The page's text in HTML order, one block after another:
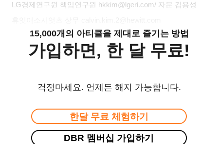
LG경제연구원 책임연구원 hkkim@lgeri.com/ 자문 김용성
15,000개의 아티클을 제대로 즐기는 방법
가입하면, 한 달 무료!
걱정마세요. 언제든 해지 가능합니다.
한달 무료 체험하기
DBR 멤버십 가입하기